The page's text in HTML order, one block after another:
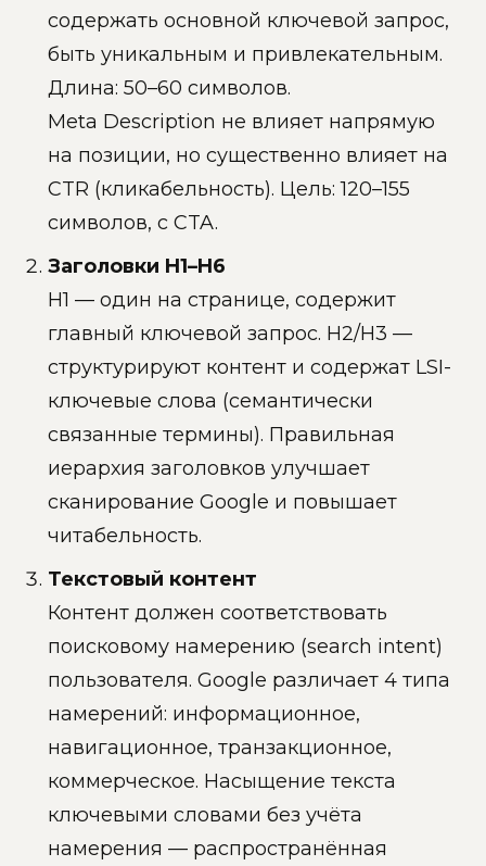
содержать основной ключевой запрос,
быть уникальным и привлекательным.
Длина: 50–60 символов.
Meta Description не влияет напрямую
на позиции, но существенно влияет на
CTR (кликабельность). Цель: 120–155
символов, с CTA.
Заголовки H1–H6
H1 — один на странице, содержит
главный ключевой запрос. H2/H3 —
структурируют контент и содержат LSI-
ключевые слова (семантически
связанные термины). Правильная
иерархия заголовков улучшает
сканирование Google и повышает
читабельность.
Текстовый контент
Контент должен соответствовать
поисковому намерению (search intent)
пользователя. Google различает 4 типа
намерений: информационное,
навигационное, транзакционное,
коммерческое. Насыщение текста
ключевыми словами без учёта
намерения — распространённая